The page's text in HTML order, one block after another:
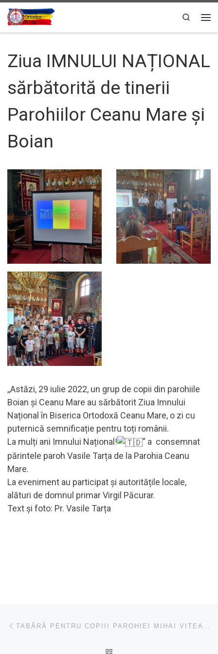
Sari la conținut
Search
Ziua IMNULUI NAȚIONAL
sărbătorită de tinerii
Parohiilor Ceanu Mare și
Boian
,,Astăzi, 29 iulie 2022, un grup de copii din parohiile
Boian și Ceanu Mare au sărbătorit Ziua Imnului
Național în Biserica Ortodoxă Ceanu Mare, o zi cu
puternică semnificație pentru toți românii.
La mulți ani Imnului Național!
” a consemnat
părintele paroh Vasile Tarța de la Parohia Ceanu
Mare.
La eveniment au participat și autoritățile locale,
alături de domnul primar Virgil Păcurar.
Text și foto: Pr. Vasile Tarța
Navigare în articole